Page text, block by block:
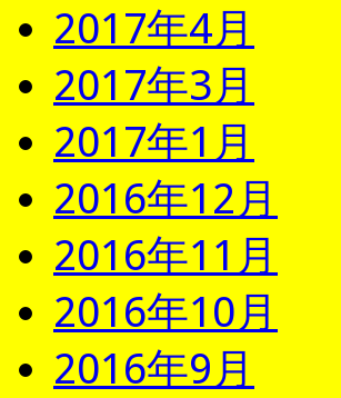
2017年4月
2017年3月
2017年1月
2016年12月
2016年11月
2016年10月
2016年9月